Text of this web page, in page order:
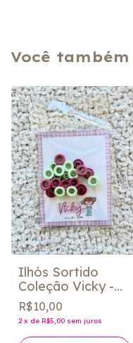
Você
Ilhós Sortido
Coleção Vicky -
Fabi Paliares
R$10,00
2 x de R$5,00 sem juros